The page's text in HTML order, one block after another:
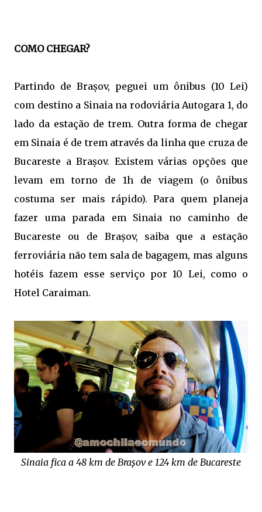
COMO CHEGAR?
Partindo de Brașov, peguei um ônibus (10 Lei)
com destino a Sinaia na rodoviária Autogara 1, do
lado da estação de trem. Outra forma de chegar
em Sinaia é de trem através da linha que cruza de
Bucareste a Brașov. Existem várias opções que
levam em torno de 1h de viagem (o ônibus
costuma ser mais rápido). Para quem planeja
fazer uma parada em Sinaia no caminho de
Bucareste ou de Brașov, saiba que a estação
ferroviária não tem sala de bagagem, mas alguns
hotéis fazem esse serviço por 10 Lei, como o
Hotel Caraiman.
Sinaia fica a 48 km de Braşov e 124 km de Bucareste